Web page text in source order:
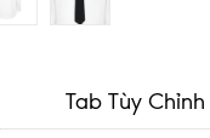
Tab Tùy Chỉnh